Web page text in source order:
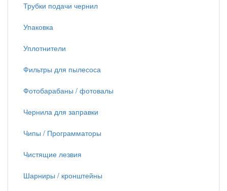
Трубки подачи чернил
Упаковка
Уплотнители
Фильтры для пылесоса
Фотобарабаны / фотовалы
Чернила для заправки
Чипы / Программаторы
Чистящие лезвия
Шарниры / кронштейны